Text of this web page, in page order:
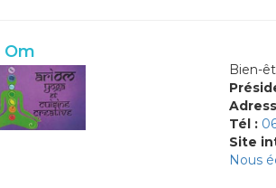
Om
Bien-
Tél :
Site
Nous